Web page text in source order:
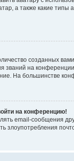
а также какие
созданных
на
На большинстве
на конференцию!
email-сообщения
злоупотребления